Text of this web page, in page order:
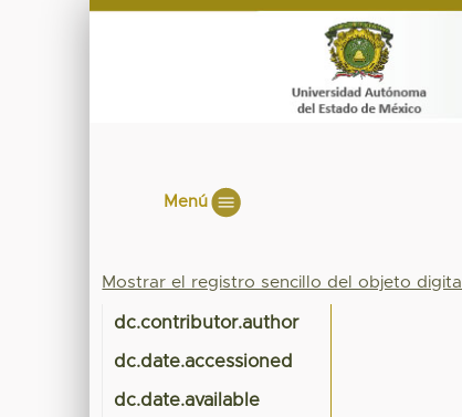
Menú
Mostrar el registro sencillo del objeto digital
dc.contributor.author
dc.date.accessioned
dc.date.available